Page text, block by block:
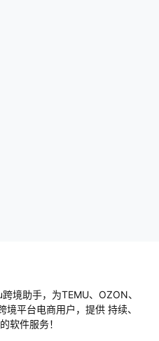
境助手，为TEMU、OZON、
境平台电商用户，提供 持续、
软件服务！